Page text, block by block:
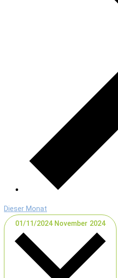
Dieser Monat
01/11/2024 November 2024